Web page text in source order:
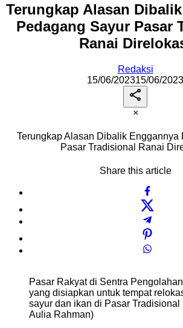
Terungkap Alasan
Pedagang Sayur Pasar
Ranai
Redaksi
15/06/202315/06/2023
×
Terungkap Alasan Dibalik Enggannya
Pasar Tradisional Ranai
Share this article
Pasar Rakyat di Sentra
yang disiapkan untuk tempat
sayur dan ikan di Pasar Tradisional
Aulia Rahman)